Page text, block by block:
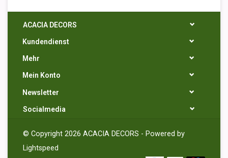
ACACIA DECORS
Kundendienst
Mehr
Mein Konto
Newsletter
Socialmedia
© Copyright 2026 ACACIA DECORS - Powered by
Lightspeed